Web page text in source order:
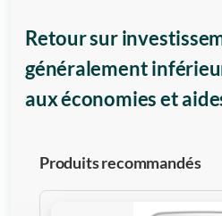
Retour sur
généralement
aux économies et
Produits recommandés